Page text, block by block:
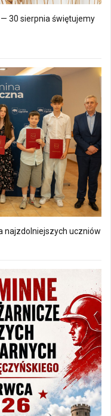
30 sierpnia świętujemy
najzdolniejszych uczniów